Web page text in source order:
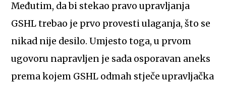
Međutim, da bi stekao pravo upravljanja
GSHL trebao je prvo provesti ulaganja, što se
nikad nije desilo. Umjesto toga, u prvom
ugovoru napravljen je sada osporavan aneks
prema kojem GSHL odmah stječe upravljačka